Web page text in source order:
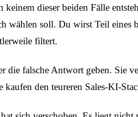
dieser beiden Fälle
wählen soll. Du wirst Teil eines
filtert.
falsche Antwort geben. Sie
kaufen den teureren Sales-KI-